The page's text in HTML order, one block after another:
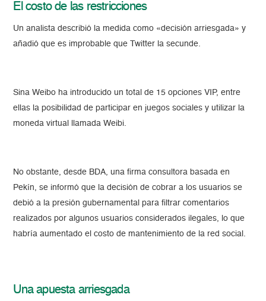
El costo de las restricciones
Un analista describió la medida como «decisión arriesgada» y
añadió que es improbable que Twitter la secunde.
Sina Weibo ha introducido un total de 15 opciones VIP, entre
ellas la posibilidad de participar en juegos sociales y utilizar la
moneda virtual llamada Weibi.
No obstante, desde BDA, una firma consultora basada en
Pekín, se informó que la decisión de cobrar a los usuarios se
debió a la presión gubernamental para filtrar comentarios
realizados por algunos usuarios considerados ilegales, lo que
habría aumentado el costo de mantenimiento de la red social.
Una apuesta arriesgada